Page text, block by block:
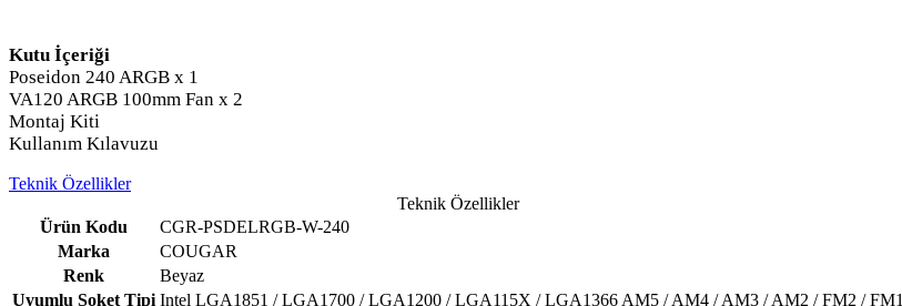
Kutu İçeriği
Poseidon 240 ARGB x 1
VA120 ARGB 100mm Fan x 2
Montaj Kiti
Kullanım Kılavuzu
Teknik Özellikler
Teknik Özellikler
Ürün Kodu
CGR-PSDELRGB-W-240
Marka
COUGAR
Renk
Beyaz
Uyumlu Soket Tipi Intel LGA1851 / LGA1700 / LGA1200 / LGA115X / LGA1366 AM5 / AM4 / AM3 / AM2 / FM2 / FM1